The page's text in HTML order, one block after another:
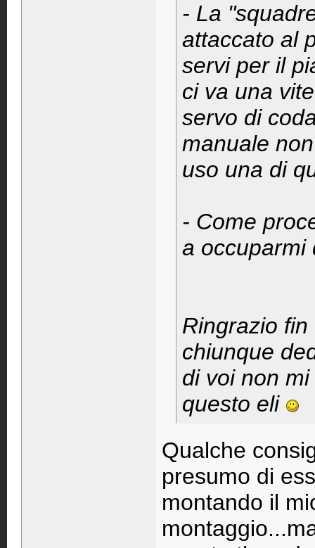
- La
attaccato al
servi per il
ci va una
servo di
manuale
uso una di
- Come
a occuparmi
Ringrazio
chiunque
di voi non
questo eli
Qualche
presumo di
montando il